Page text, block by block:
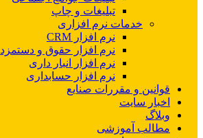
تبلیغات و چاپ
خدمات نرم افزاری
نرم افزار CRM
نرم افزار حقوق و دستمزد
نرم افزار انبار داری
نرم افزار حسابداری
قوانین و مقررات صنایع
اخبار سایت
وبلاگ
مطالب آموزشی